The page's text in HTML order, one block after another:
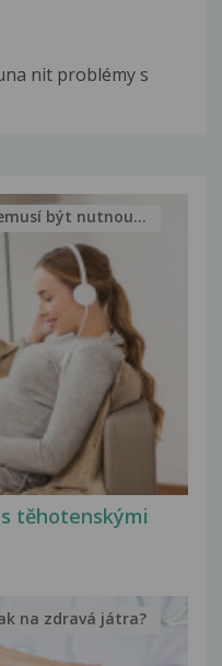
nit problémy s
s těhotenskými
být nutnou...
na zdravá játra?